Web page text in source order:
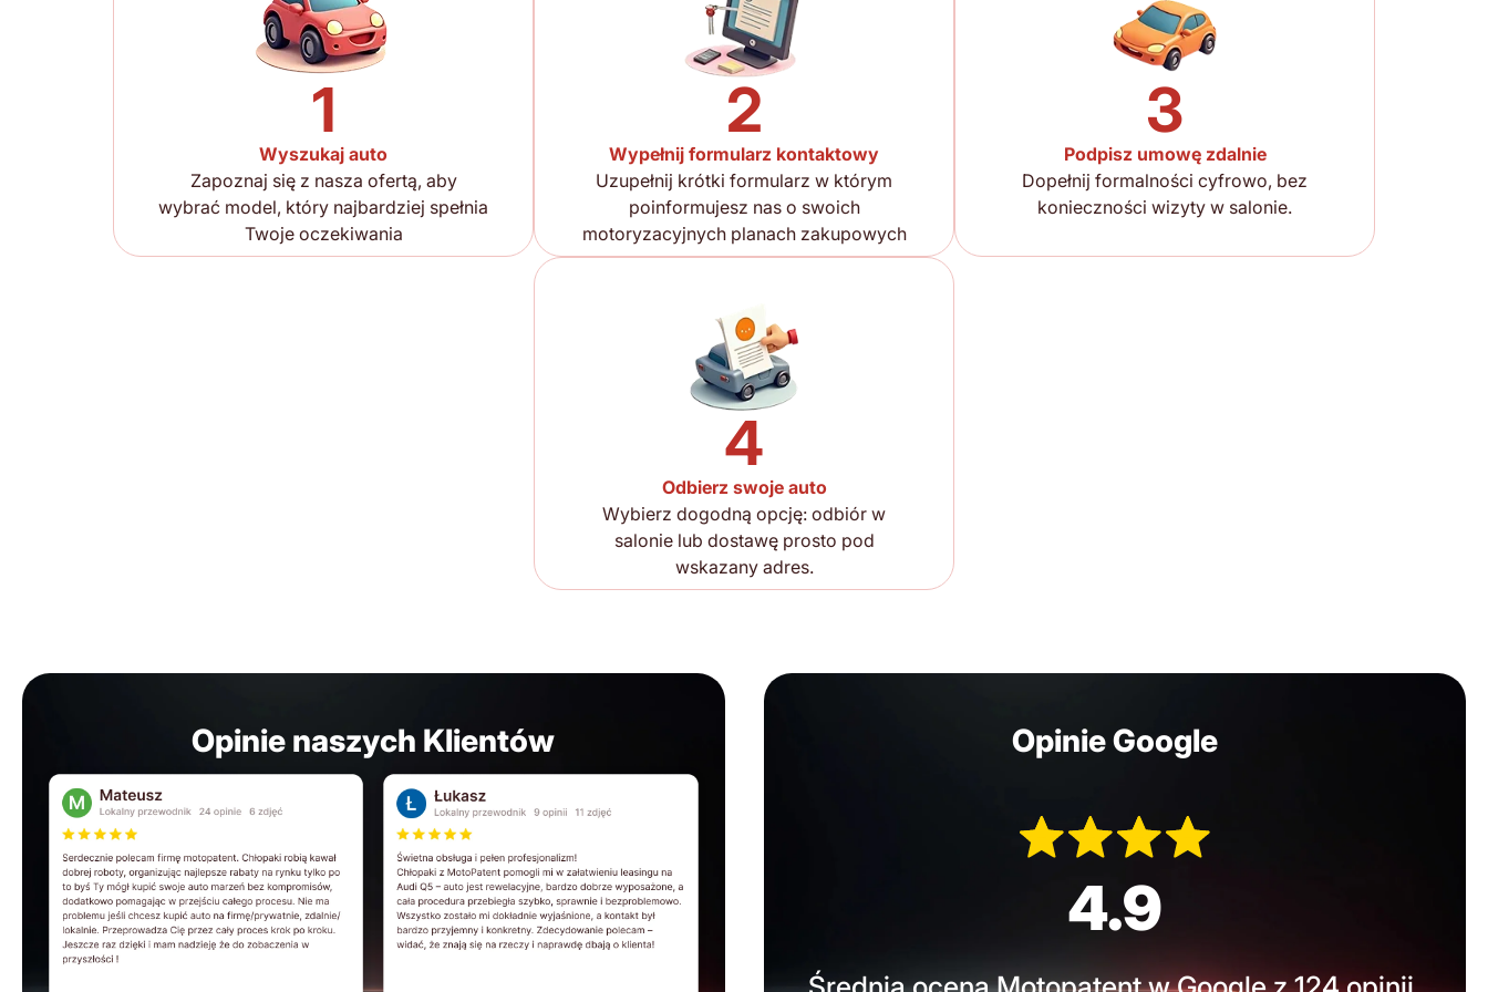
1
Wyszukaj auto
Zapoznaj się z nasza ofertą, aby
wybrać model, który najbardziej spełnia
Twoje oczekiwania
2
Wypełnij formularz kontaktowy
Uzupełnij krótki formularz w którym
poinformujesz nas o swoich
motoryzacyjnych planach zakupowych
3
Podpisz umowę zdalnie
Dopełnij formalności cyfrowo, bez
konieczności wizyty w salonie.
4
Odbierz swoje auto
Wybierz dogodną opcję: odbiór w
salonie lub dostawę prosto pod
wskazany adres.
Opinie naszych Klientów Opinie Google
4.9